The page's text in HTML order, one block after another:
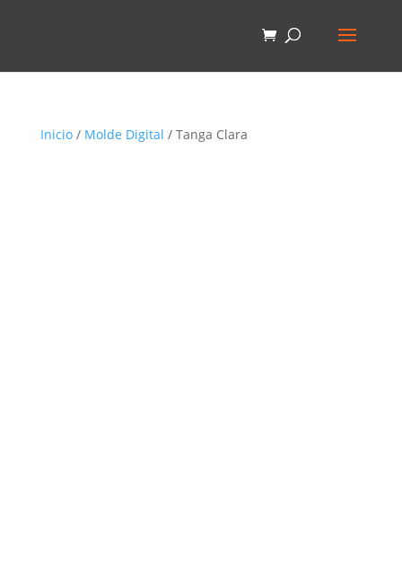
Inicio/ Molde Digital / Tanga Clara